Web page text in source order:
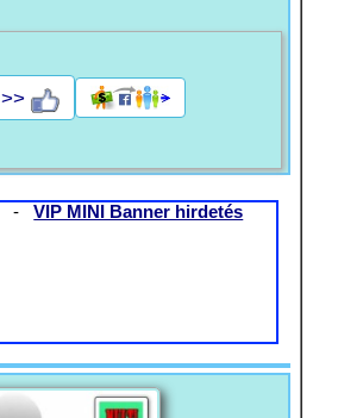
-VIP MINI Banner hirdetés